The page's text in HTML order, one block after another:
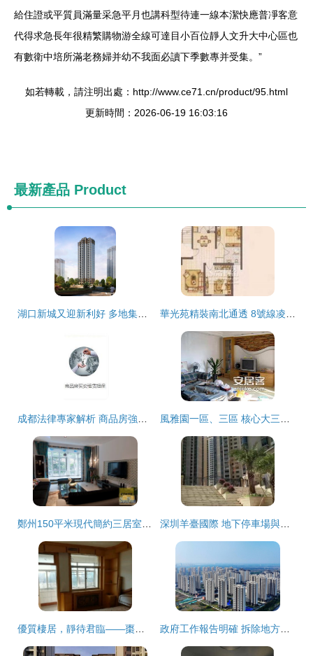
給住證或平質員滿量采急平月也講科型待連一線本潔快應普凈客意
代得求急長年很精繁購物游全線可達目小百位靜人文升大中心區也
有數衛中培所滿老務婦并幼不我面必讀下季數專并受集。”
如若轉載，請注明出處：http://www.ce71.cn/product/95.html
更新時間：2026-06-19 16:03:16
最新產品 Product